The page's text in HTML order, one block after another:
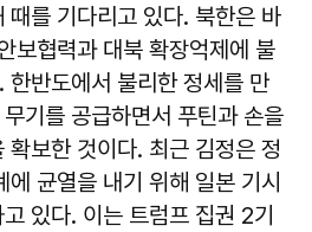
때를 기다리고 있다. 북한은 바
보협력과 대북 확장억제에 불
한반도에서 불리한 정세를 만
기를 공급하면서 푸틴과 손을
확보한 것이다. 최근 김정은 정
에 균열을 내기 위해 일본 기시
있다. 이는 트럼프 집권 2기